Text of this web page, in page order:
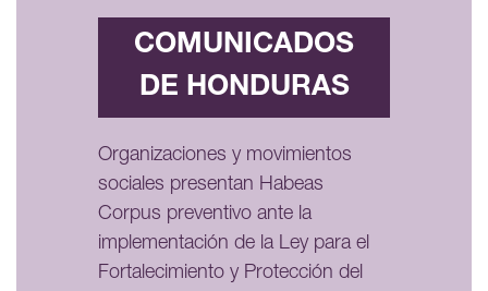
COMUNICADOS
DE HONDURAS
Organizaciones y movimientos
sociales presentan Habeas
Corpus preventivo ante la
implementación de la Ley para el
Fortalecimiento y Protección del